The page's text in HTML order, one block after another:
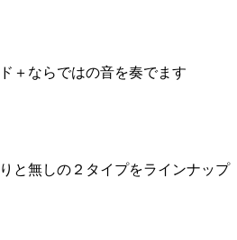
＋ならではの音を奏でます
と無しの２タイプをラインナップ